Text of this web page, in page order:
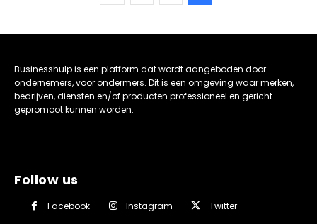
Businesshulp is een platform dat wordt aangeboden door
ondernemers, voor ondermers. Dit is een omgeving waar merken,
bedrijven, diensten en/of producten professioneel en gericht
gepromoot kunnen worden.
Follow us
Facebook Instagram
Twitter